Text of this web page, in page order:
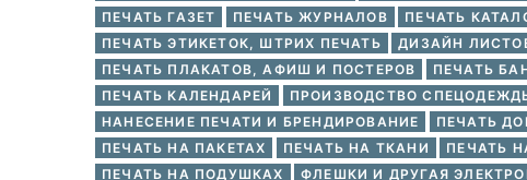
ПЕЧАТЬ ГАЗЕТ
ПЕЧАТЬ ЖУРНАЛОВ ПЕЧАТЬ
ПЕЧАТЬ ЭТИКЕТОК, ШТРИХ ПЕЧАТЬ
ДИЗАЙН
ПЕЧАТЬ ПЛАКАТОВ, АФИШ И ПОСТЕРОВ
ПЕЧАТЬ
ПЕЧАТЬ КАЛЕНДАРЕЙ
ПРОИЗВОДСТВО
НАНЕСЕНИЕ ПЕЧАТИ И БРЕНДИРОВАНИЕ
ПЕЧАТЬ
ПЕЧАТЬ НА ПАКЕТАХ
ПЕЧАТЬ НА ТКАНИ ПЕЧАТЬ
ПЕЧАТЬ НА ПОДУШКАХ
ФЛЕШКИ И ДРУГАЯ